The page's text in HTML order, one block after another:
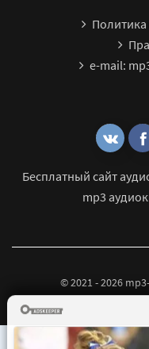
e-mail:
Бесплатный сайт
mp3
© 2021 - 2026